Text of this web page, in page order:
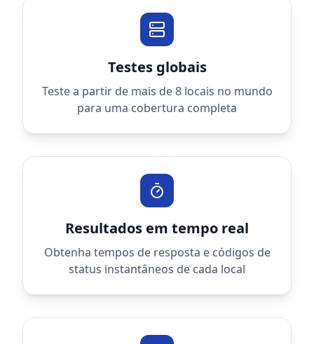
Testes globais
Teste a partir de mais de 8 locais no mundo
para uma cobertura completa
Resultados em tempo real
Obtenha tempos de resposta e códigos de
status instantâneos de cada local